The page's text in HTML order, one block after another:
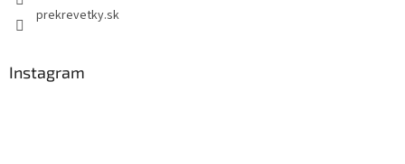
prekrevetky.sk
Instagram